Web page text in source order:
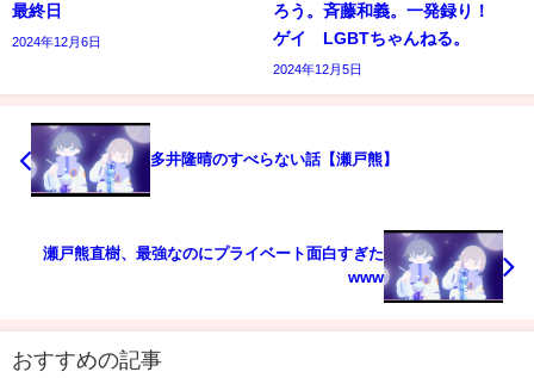
最終日
2024年12月6日
ろう。斉藤和義。一発録り！
ゲイ LGBTちゃんねる。
2024年12月5日
多井隆晴のすべらない話【瀬戸熊】
瀬戸熊直樹、最強なのにプライベート面白すぎた
www
おすすめの記事